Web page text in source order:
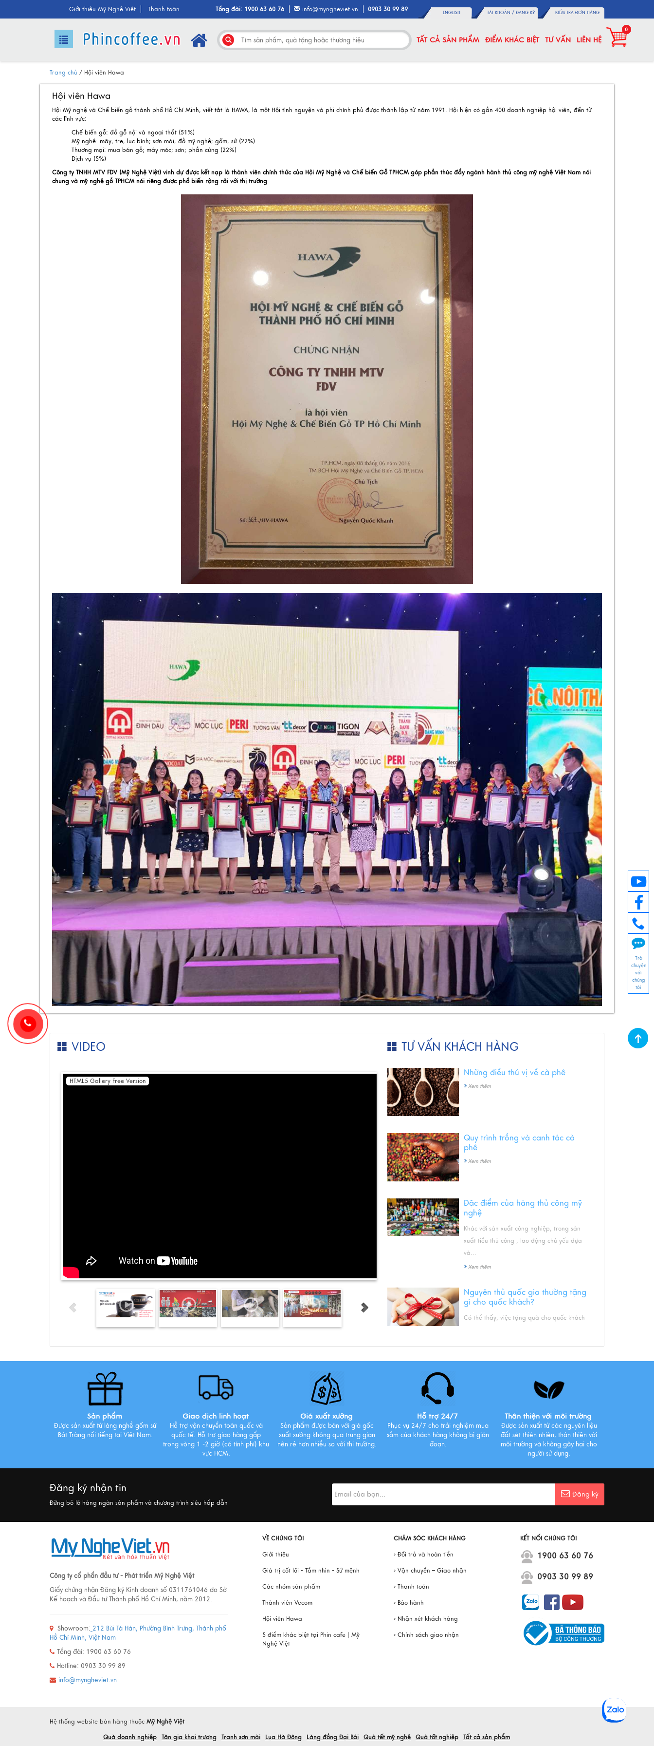
Giới thiệu Mỹ Nghệ Việt Thanh toán Tổng đài: 1900 63 60 76 info@myngheviet.vn 0903 30 99 89 ENGLISH TÀI KHOẢN / ĐĂNG KÝ KIỂM TRA ĐƠN HÀNG
TẤT CẢ SẢN PHẨM ĐIỂM KHÁC BIỆT TƯ VẤN LIÊN HỆ
0
Trang chủ / Hội viên Hawa
Hội viên Hawa
Hội Mỹ nghệ và Chế biến gỗ thành phố Hồ Chí Minh, viết tắt là HAWA, là một Hội tình nguyện và phi chính phủ được thành lập từ năm 1991. Hội hiện có gần 400 doanh nghiệp hội viên, đến từ
các lĩnh vực:
Chế biến gỗ: đồ gỗ nội và ngoại thất (51%)
Mỹ nghệ: mây, tre, lục bình; sơn mài, đồ mỹ nghệ; gốm, sứ (22%)
Thương mại: mua bán gỗ; máy móc; sơn; phần cứng (22%)
Dịch vụ (5%)
Công ty TNHH MTV FDV (Mỹ Nghệ Việt) vinh dự được kết nạp là thành viên chính thức của Hội Mỹ Nghệ và Chế biến Gỗ TPHCM góp phần thúc đẩy ngành hành thủ công mỹ nghệ Việt Nam nói
chung và mỹ nghệ gỗ TPHCM nói riêng được phổ biến rộng rãi với thị trường
VIDEO
HTML5 Gallery Free Version
TƯ VẤN KHÁCH HÀNG
Những điều thú vị về cà phê
Xem thêm
Quy trình trồng và canh tác cà
phê
Xem thêm
Đặc điểm của hàng thủ công mỹ
nghệ
Khác với sản xuất công nghiệp, trong sản
xuất tiểu thủ công , lao động chủ yếu dựa
và...
Xem thêm
Nguyên thủ quốc gia thường tặng
gì cho quốc khách?
Có thể thấy, việc tặng quà cho quốc khách
Tìm hiểu những lợi ích bất ngờ từ
thói quen uống cà phê mỗi sáng
3 Cách Chọn Cà Phê Pha Phin
Sản phẩm
Được sản xuất từ làng nghề gốm sứ
Bát Tràng nổi tiếng tại Việt Nam.
Giao dịch linh hoạt
Hỗ trợ vận chuyển toàn quốc và
quốc tế. Hỗ trợ giao hàng gấp
trong vòng 1 -2 giờ (có tính phí) khu
vực HCM.
Giá xuất xưởng
Sản phẩm được bán với giá gốc
xuất xưởng không qua trung gian
nên rẻ hơn nhiều so với thị trường.
Hỗ trợ 24/7
Phục vụ 24/7 cho trải nghiệm mua
sắm của khách hàng không bị gián
đoạn.
Thân thiện với môi trường
Được sản xuất từ các nguyên liệu
đất sét thiên nhiên, thân thiện với
môi trường và không gây hại cho
người sử dụng.
Đăng ký nhận tin
Đừng bỏ lỡ hàng ngàn sản phẩm và chương trình siêu hấp dẫn
Đăng ký
Công ty cổ phẩn đầu tư - Phát triển Mỹ Nghệ Việt
Giấy chứng nhận Đăng ký Kinh doanh số 0311761046 do Sở
Kế hoạch và Đầu tư Thành phố Hồ Chí Minh, năm 2012.
Showroom: 212 Bùi Tá Hán, Phường Bình Trưng, Thành phố
Hồ Chí Minh, Việt Nam
Tổng đài: 1900 63 60 76
Hotline: 0903 30 99 89
info@myngheviet.vn
VỀ CHÚNG TÔI
Giới thiệu
Giá trị cốt lõi - Tầm nhìn - Sứ mệnh
Các nhóm sản phẩm
Thành viên Vecom
Hội viên Hawa
5 điểm khác biệt tại Phin cafe | Mỹ
Nghệ Việt
CHĂM SÓC KHÁCH HÀNG
› Đổi trả và hoàn tiền
› Vận chuyển – Giao nhận
› Thanh toán
› Bảo hành
› Nhận xét khách hàng
› Chính sách giao nhận
KẾT NỐI CHÚNG TÔI
1900 63 60 76
0903 30 99 89
Hệ thống website bán hàng thuộc Mỹ Nghệ Việt
Quà doanh nghiệp
Tân gia khai trương Tranh sơn mài Lụa Hà Đông Làng đồng Đại Bái Quà tết mỹ nghệ Quà tốt nghiệp Tất cả sản phẩm
Trò
chuyện
với
chúng
tôi